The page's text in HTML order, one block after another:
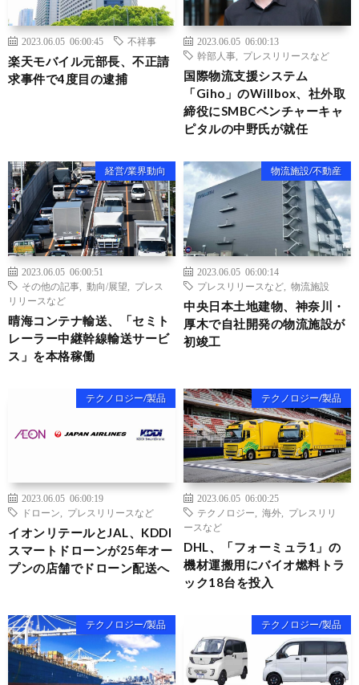
2023.06.05 06:00:45 不祥事
楽天モバイル元部長、不正請
求事件で4度目の逮捕
2023.06.05 06:00:13
幹部人事
プレスリリースなど
国際物流支援システム
「Giho」のWillbox、社外取
締役にSMBCベンチャーキャ
ピタルの中野氏が就任
経営/業界動向
2023.06.05 06:00:51
その他の記事
動向/展望
プレス
リリースなど
晴海コンテナ輸送、「セミト
レーラー中継幹線輸送サービ
ス」を本格稼働
物流施設/不動産
2023.06.05 06:00:14
プレスリリースなど
物流施設
中央日本土地建物、神奈川・
厚木で自社開発の物流施設が
初竣工
テクノロジー/製品
2023.06.05 06:00:19
ドローン
プレスリリースなど
イオンリテールとJAL、KDDI
スマートドローンが25年オー
プンの店舗でドローン配送へ
テクノロジー/製品
2023.06.05 06:00:25
テクノロジー
海外
プレスリリ
ースなど
DHL、「フォーミュラ1」の
機材運搬用にバイオ燃料トラ
ック18台を投入
テクノロジー/製品 テクノロジー/製品